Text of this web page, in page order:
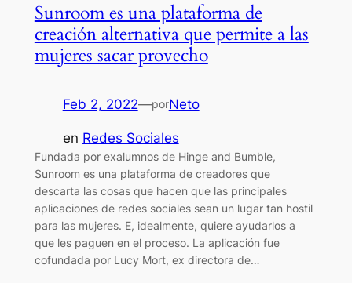
Sunroom es una plataforma de
creación alternativa que permite a las
mujeres sacar provecho
Feb 2, 2022—porNeto
en Redes Sociales
Fundada por exalumnos de Hinge and Bumble,
Sunroom es una plataforma de creadores que
descarta las cosas que hacen que las principales
aplicaciones de redes sociales sean un lugar tan hostil
para las mujeres. E, idealmente, quiere ayudarlos a
que les paguen en el proceso. La aplicación fue
cofundada por Lucy Mort, ex directora de…